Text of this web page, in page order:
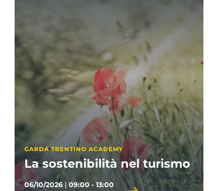
GARDA TRENTINO ACADEMY
La sostenibilità nel turismo
06/10/2026 |09:00 - 13:00